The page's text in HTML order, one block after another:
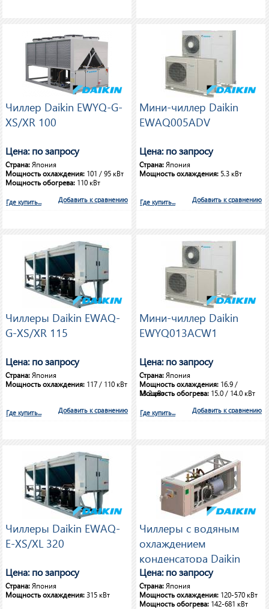
Чиллер Daikin EWYQ-G-
XS/XR 100
Цена: по запросу
Страна: Япония
Мощность охлаждения: 101 / 95 кВт
Мощность обогрева: 110 кВт
Добавить к сравнению
Где купить...
Мини-чиллер Daikin
EWAQ005ADV
Цена: по запросу
Страна: Япония
Мощность охлаждения: 5.3 кВт
Добавить к сравнению
Где купить...
Чиллеры Daikin EWAQ-
G-XS/XR 115
Цена: по запросу
Страна: Япония
Мощность охлаждения: 117 / 110 кВт
Добавить к сравнению
Где купить...
Мини-чиллер Daikin
EWYQ013ACW1
Цена: по запросу
Страна: Япония
Мощность охлаждения: 16.9 /
13.2 кВт
Мощность обогрева: 15.0 / 14.0 кВт
Добавить к сравнению
Где купить...
Чиллеры Daikin EWAQ-
E-XS/XL 320
Цена: по запросу
Страна: Япония
Мощность охлаждения: 315 кВт
Чиллеры с водяным
охлаждением
конденсатора Daikin
EWWD-J-SS+ 120-560
Цена: по запросу
Страна: Япония
Мощность охлаждения: 120-570 кВт
Мощность обогрева: 142-681 кВт